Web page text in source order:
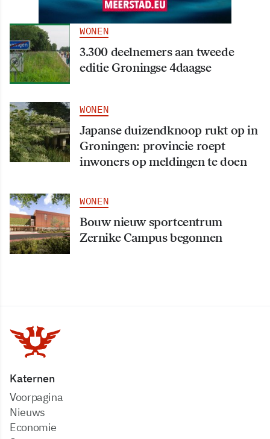
WONEN
3.300 deelnemers aan tweede
editie Groningse 4daagse
WONEN
Japanse duizendknoop rukt op in
Groningen: provincie roept
inwoners op meldingen te doen
WONEN
Bouw nieuw sportcentrum
Zernike Campus begonnen
Katernen
Voorpagina
Nieuws
Economie